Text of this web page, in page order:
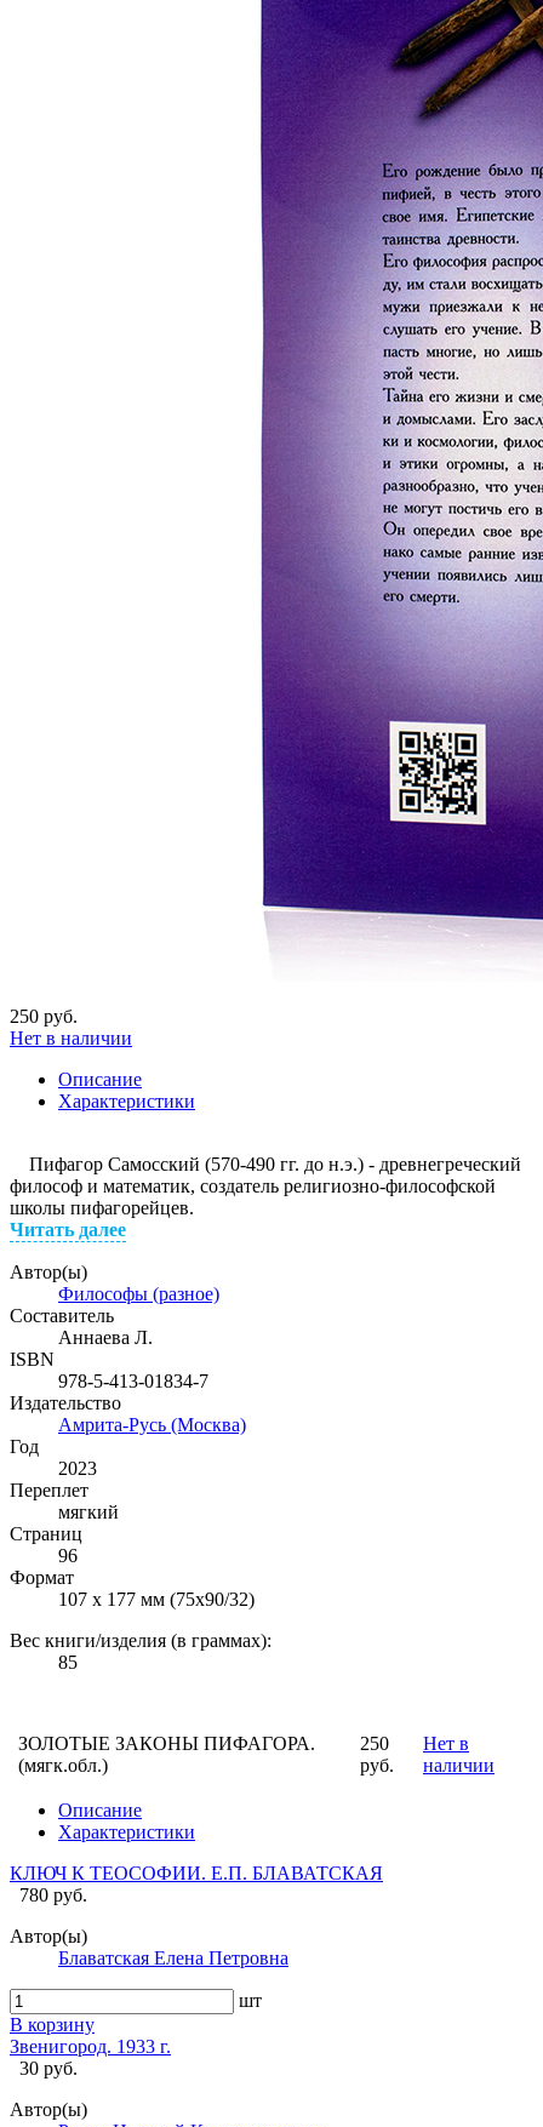
250 руб.
Нет в наличии
Описание
Характеристики
Пифагор Самосский (570-490 гг. до н.э.) - древнегреческий
философ и математик, создатель религиозно-философской
школы пифагорейцев.
Читать далее
Автор(ы)
Философы (разное)
Составитель
Аннаева Л.
ISBN
978-5-413-01834-7
Издательство
Амрита-Русь (Москва)
Год
2023
Переплет
мягкий
Страниц
96
Формат
107 х 177 мм (75х90/32)
Вес книги/изделия (в граммах):
85
ЗОЛОТЫЕ ЗАКОНЫ ПИФАГОРА.
(мягк.обл.)
250
руб.
Нет в
наличии
Описание
Характеристики
КЛЮЧ К ТЕОСОФИИ. Е.П. БЛАВАТСКАЯ
780 руб.
Автор(ы)
Блаватская Елена Петровна
шт
В корзину
Звенигород. 1933 г.
30 руб.
Автор(ы)